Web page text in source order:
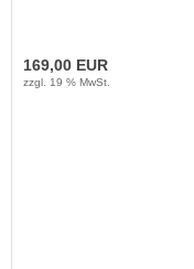
169,00 EUR
zzgl. 19 % MwSt.